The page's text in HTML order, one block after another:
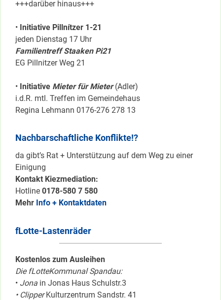
+++darüber hinaus+++
• Initiative Pillnítzer 1-21
jeden Dienstag 17 Uhr
Familientreff Staaken Pi21
EG Pillnitzer Weg 21
• Initiative Mieter für Mieter(Adler)
i.d.R. mtl. Treffen im Gemeindehaus
Regina Lehmann 0176-276 278 13
Nachbarschaftliche Konflikte!?
da gibt’s Rat + Unterstützung auf dem Weg zu einer
Einigung
Kontakt Kiezmediation:
Hotline 0178-580 7 580
Mehr Info + Kontaktdaten
fLotte-Lastenräder
Kostenlos zum Ausleihen
Die fLotteKommunal Spandau:
• Jona in Jonas Haus Schulstr.3
• ClipperKulturzentrum Sandstr. 41